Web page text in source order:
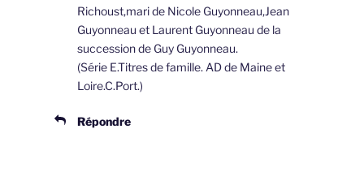
Richoust,mari de Nicole Guyonneau,Jean
Guyonneau et Laurent Guyonneau de la
succession de Guy Guyonneau.
(Série E.Titres de famille. AD de Maine et
Loire.C.Port.)
Répondre